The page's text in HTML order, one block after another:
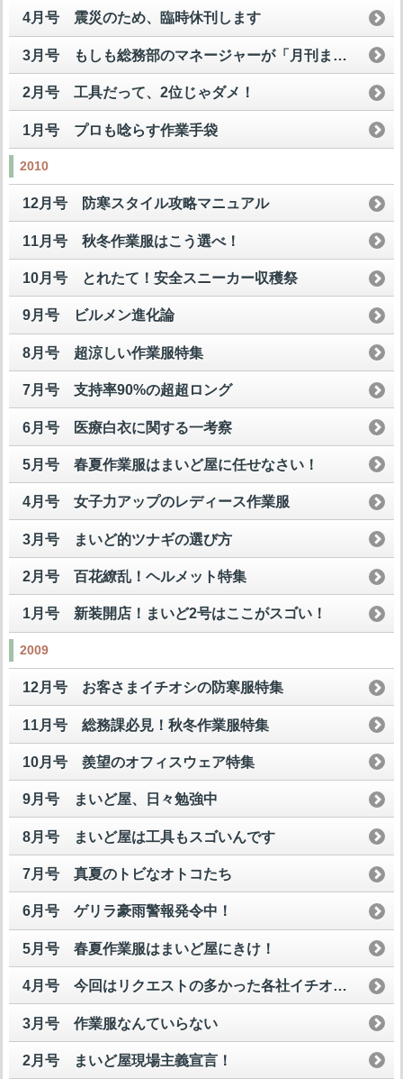
4月号 震災のため、臨時休刊します
3月号 もしも総務部のマネージャーが「月刊まいど屋」を読んだら
2月号 工具だって、2位じゃダメ！
1月号 プロも唸らす作業手袋
2010
12月号 防寒スタイル攻略マニュアル
11月号 秋冬作業服はこう選べ！
10月号 とれたて！安全スニーカー収穫祭
9月号 ビルメン進化論
8月号 超涼しい作業服特集
7月号 支持率90%の超超ロング
6月号 医療白衣に関する一考察
5月号 春夏作業服はまいど屋に任せなさい！
4月号 女子力アップのレディース作業服
3月号 まいど的ツナギの選び方
2月号 百花繚乱！ヘルメット特集
1月号 新装開店！まいど2号はここがスゴい！
2009
12月号 お客さまイチオシの防寒服特集
11月号 総務課必見！秋冬作業服特集
10月号 羨望のオフィスウェア特集
9月号 まいど屋、日々勉強中
8月号 まいど屋は工具もスゴいんです
7月号 真夏のトビなオトコたち
6月号 ゲリラ豪雨警報発令中！
5月号 春夏作業服はまいど屋にきけ！
4月号 今回はリクエストの多かった各社イチオシ安全スニーカーを一挙公開して魅せますスペシャル！
3月号 作業服なんていらない
2月号 まいど屋現場主義宣言！